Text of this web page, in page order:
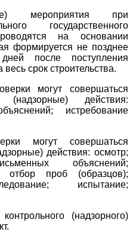
мероприятия при
государственного
на основании
формируется не позднее
после поступления
срок строительства.
могут совершаться
(надзорные) действия:
истребование
могут совершаться
действия: осмотр;
объяснений;
отбор проб (образцов);
испытание;
(надзорного)